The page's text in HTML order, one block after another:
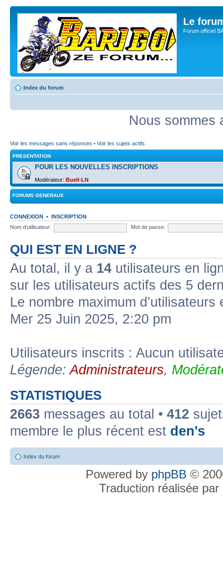
Le
Forum officiel
Index du forum
Nous sommes
Voir les messages sans réponses • Voir les sujets actifs
PRESENTATION
POUR LES NOUVELLES INSCRIPTIONS
Modérateur: Buell-LN
FORUMS GENERAUX
CONNEXION • INSCRIPTION
Nom d’utilisateur:
Mot de passe:
QUI EST EN LIGNE ?
Au total, il y a 14 utilisateurs en
sur les utilisateurs actifs des 5
Le nombre maximum
Mer 25 Juin 2025, 2:20 pm
Utilisateurs inscrits : Aucun
Légende:Administrateurs,
STATISTIQUES
2663 messages au total • 412
membre le plus récent est den's
Index du forum
Powered by phpBB ©
Traduction réalisée par